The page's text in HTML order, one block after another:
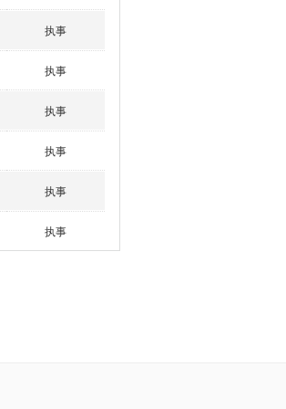
执事
执事
执事
执事
执事
执事